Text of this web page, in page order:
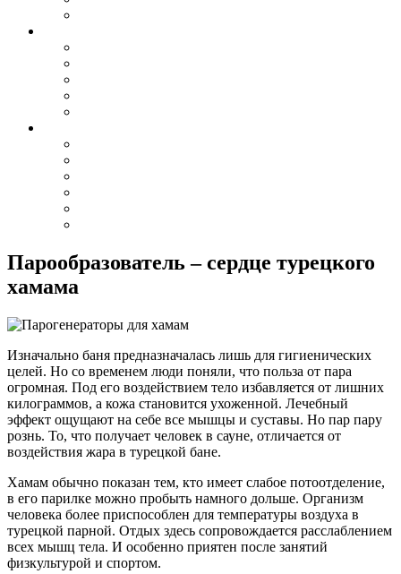
Парообразователь – сердце турецкого
хамама
Изначально баня предназначалась лишь для гигиенических
целей. Но со временем люди поняли, что польза от пара
огромная. Под его воздействием тело избавляется от лишних
килограммов, а кожа становится ухоженной. Лечебный
эффект ощущают на себе все мышцы и суставы. Но пар пару
рознь. То, что получает человек в сауне, отличается от
воздействия жара в турецкой бане.
Хамам обычно показан тем, кто имеет слабое потоотделение,
в его парилке можно пробыть намного дольше. Организм
человека более приспособлен для температуры воздуха в
турецкой парной. Отдых здесь сопровождается расслаблением
всех мышц тела. И особенно приятен после занятий
физкультурой и спортом.